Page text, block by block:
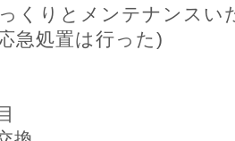
くりとメンテナンスい
急処置は行った)